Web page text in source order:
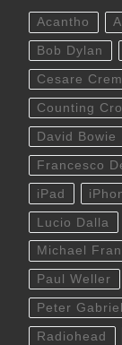
Acantho
Bob Dylan
Cesare
Counting
David Bowie
Francesco
iPad
Lucio Dalla
Michael
Paul Weller
Peter Gabriel
Radiohead